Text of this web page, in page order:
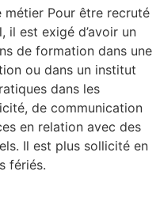
métier Pour être recruté
il est exigé d’avoir un
de formation dans une
ou dans un institut
dans les
de communication
en relation avec des
Il est plus sollicité en
fériés.